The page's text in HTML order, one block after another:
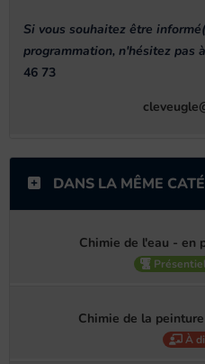
Si vous souhaitez être
programmation, n'hésitez pas
46 73
DANS LA MÊME
Chimie de l'eau - en
Chimie de la
À